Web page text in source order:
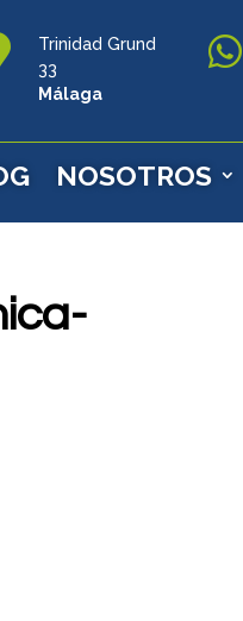
Trinidad Grund
33
Málaga

NOSOTROS